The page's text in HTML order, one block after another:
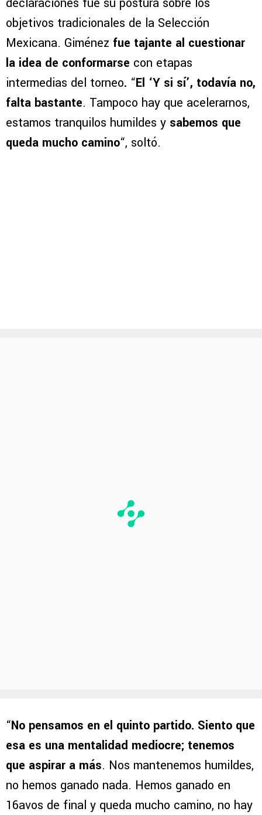
declaraciones fue su postura sobre los
objetivos tradicionales de la Selección
Mexicana. Giménez fue tajante al cuestionar
la idea de conformarse con etapas
intermedias del torneo. “El ‘Y si sí’, todavía no,
falta bastante. Tampoco hay que acelerarnos,
estamos tranquilos humildes y sabemos que
queda mucho camino“, soltó.
“No pensamos en el quinto partido. Siento que
esa es una mentalidad mediocre; tenemos
que aspirar a más. Nos mantenemos humildes,
no hemos ganado nada. Hemos ganado en
16avos de final y queda mucho camino, no hay